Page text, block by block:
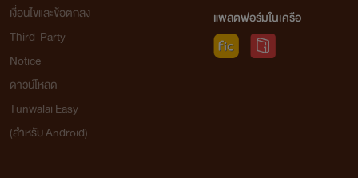
เงื่อนไขและข้อตกลง
Third-Party
Notice
ดาวน์โหลด
Tunwalai Easy
(สำหรับ Android)
แพลตฟอร์มในเครือ